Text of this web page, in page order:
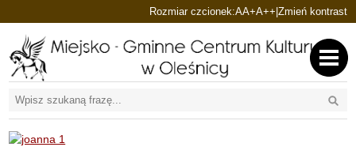
Przejdź do wyszukiwarki
Rozmiar czcionek:Ustaw domyślną czcionkę
AUstaw większą czcionkę
A+Ustaw największą
A++ Zmień kontrast
1